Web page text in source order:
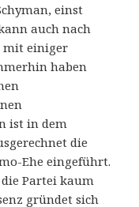
einst
auch nach
mit einiger
haben
ist in dem
die
Ehe eingeführt.
Partei kaum
gründet sich